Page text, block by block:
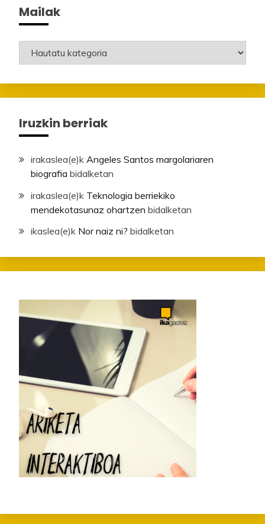
Mailak
Mailak
Iruzkin berriak
irakaslea(e)k Angeles Santos margolariaren
biografia bidalketan
irakaslea(e)k Teknologia berriekiko
mendekotasunaz ohartzen bidalketan
ikaslea(e)k Nor naiz ni? bidalketan